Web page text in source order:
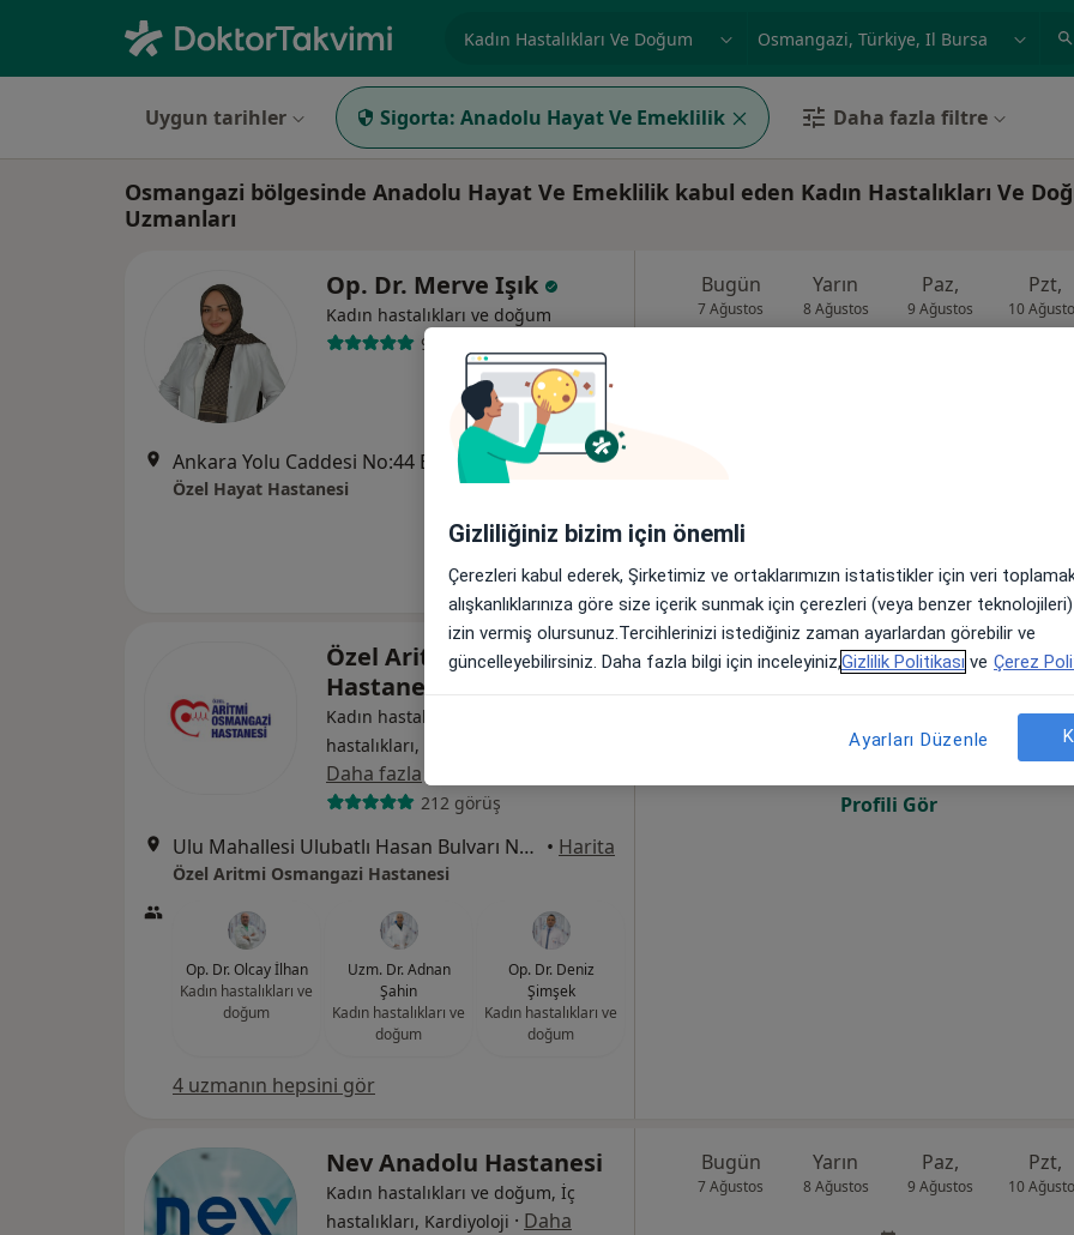
Uygun tarihler Sigorta: Anadolu Hayat Ve Emeklilik Daha fazla filtre
Osmangazi bölgesinde Anadolu Hayat Ve Emeklilik kabul eden Kadın Hastalıkları Ve
Uzmanları
Op. Dr. Merve Işık
Kadın hastalıkları ve doğum
92 görüş
Ankara Yolu Caddesi No:44 Büyükşehir Belediye Binası Karşısı, Osmangazi•Harita
Özel Hayat Hastanesi
Bugün
7 Ağustos
Yarın
8 Ağustos
Paz,
9 Ağustos
Pzt,
10
Özel Aritmi Osmangazi
Hastanesi
Kadın hastalıkları ve doğum, İç
hastalıkları, Gastroenteroloji
Daha fazla
212 görüş
Ulu Mahallesi Ulubatlı Hasan Bulvarı No:48-62, Osmangazi • Harita
Özel Aritmi Osmangazi Hastanesi
Op. Dr. Olcay İlhan
Kadın hastalıkları ve
doğum
Uzm. Dr. Adnan
Şahin
Kadın hastalıkları ve
doğum
Op. Dr. Deniz
Şimşek
Kadın hastalıkları ve
doğum
4 uzmanın hepsini gör
Bugün Yarın
8 Ağustos
Paz,
9 Ağustos
Pzt,
Online randevu erişime kapalı
Profili Gör
Nev Anadolu Hastanesi
Kadın hastalıkları ve doğum, İç
hastalıkları, Kardiyoloji · Daha
Bugün
7 Ağustos
Yarın
8 Ağustos
Paz,
9 Ağustos
Pzt,
10
Gizliliğiniz bizim için önemli
Çerezleri kabul ederek, Şirketimiz ve ortaklarımızın istatistikler için veri
alışkanlıklarınıza göre size içerik sunmak için çerezleri (veya benzer
izin vermiş olursunuz.Tercihlerinizi istediğiniz zaman ayarlardan görebilir ve
güncelleyebilirsiniz. Daha fazla bilgi için inceleyiniz,Gizlilik Politikası ve Çerez
Ayarları Düzenle